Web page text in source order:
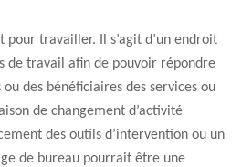
pour travailler. Il s’agit d’un endroit
de travail afin de pouvoir répondre
des bénéficiaires des services ou
de changement d’activité
des outils d’intervention ou un
de bureau pourrait être une